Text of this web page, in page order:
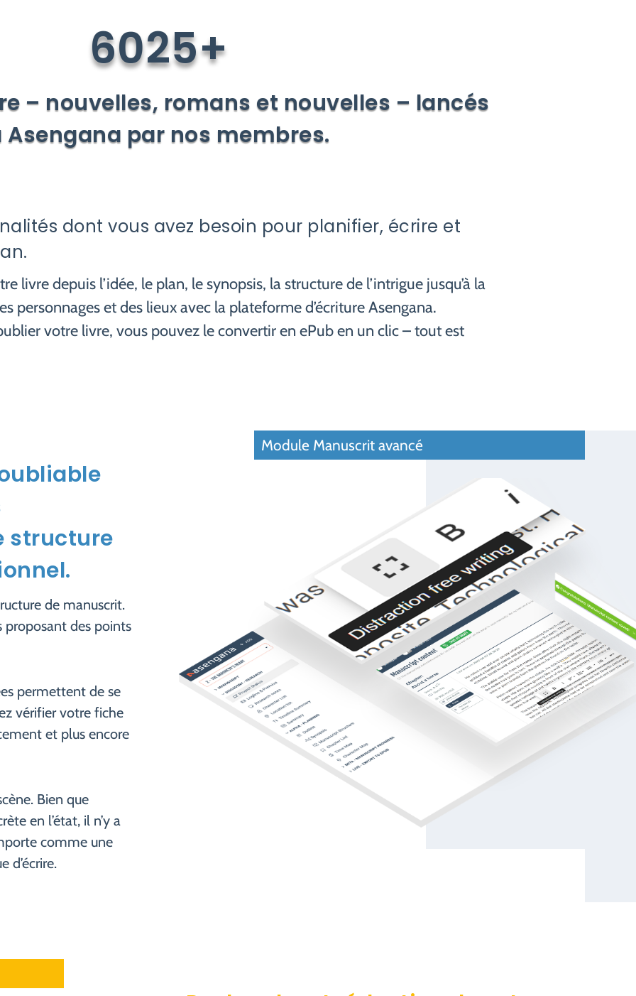
6025+
– nouvelles, romans et nouvelles – lancés
Asengana par nos membres.
dont vous avez besoin pour planifier, écrire et
livre depuis l’idée, le plan, le synopsis, la structure de l’intrigue jusqu’à la
personnages et des lieux avec la plateforme d’écriture Asengana.
votre livre, vous pouvez le convertir en ePub en un clic – tout est
structure
de manuscrit.
proposant des points
permettent de se
vérifier votre fiche
et plus encore
Bien que
en l’état, il n’y a
comme une
d’écrire.
Module Manuscrit avancé